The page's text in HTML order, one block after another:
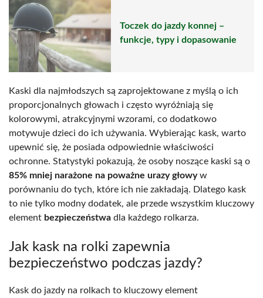
Toczek do jazdy konnej –
funkcje, typy i dopasowanie
Kaski dla najmłodszych są zaprojektowane z myślą o ich
proporcjonalnych głowach i często wyróżniają się
kolorowymi, atrakcyjnymi wzorami, co dodatkowo
motywuje dzieci do ich używania. Wybierając kask, warto
upewnić się, że posiada odpowiednie właściwości
ochronne. Statystyki pokazują, że osoby noszące kaski są o
85% mniej narażone na poważne urazy głowyw
porównaniu do tych, które ich nie zakładają. Dlatego kask
to nie tylko modny dodatek, ale przede wszystkim kluczowy
element bezpieczeństwa dla każdego rolkarza.
Jak kask na rolki zapewnia
bezpieczeństwo podczas jazdy?
Kask do jazdy na rolkach to kluczowy element